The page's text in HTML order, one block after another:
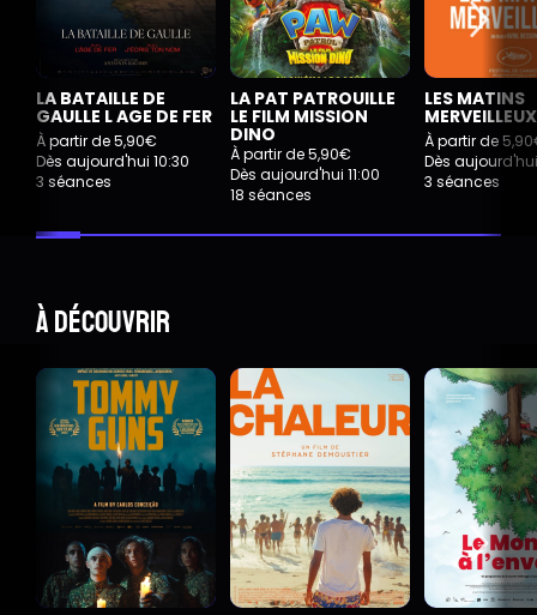
LA BATAILLE DE
GAULLE L AGE DE FER
À partir de 5,90€
Dès aujourd'hui 10:30
3 séances
LA PAT PATROUILLE
LE FILM MISSION
DINO
À partir de 5,90€
Dès aujourd'hui 11:00
18 séances
LES MATINS
MERVEILLEUX
À partir de
Dès aujourd'hui
3 séances
À découvrir